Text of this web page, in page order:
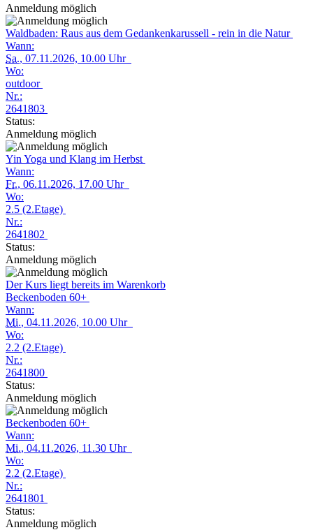
Anmeldung möglich
Waldbaden: Raus aus dem Gedankenkarussell - rein in die Natur
Wann:
Sa., 07.11.2026, 10.00 Uhr
Wo:
outdoor
Nr.:
2641803
Status:
Anmeldung möglich
Yin Yoga und Klang im Herbst
Wann:
Fr., 06.11.2026, 17.00 Uhr
Wo:
2.5 (2.Etage)
Nr.:
2641802
Status:
Anmeldung möglich
Der Kurs liegt bereits im Warenkorb
Beckenboden 60+
Wann:
Mi., 04.11.2026, 10.00 Uhr
Wo:
2.2 (2.Etage)
Nr.:
2641800
Status:
Anmeldung möglich
Beckenboden 60+
Wann:
Mi., 04.11.2026, 11.30 Uhr
Wo:
2.2 (2.Etage)
Nr.:
2641801
Status:
Anmeldung möglich